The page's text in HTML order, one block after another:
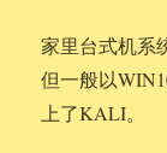
家里台式机系
但一般以
上了KALI。